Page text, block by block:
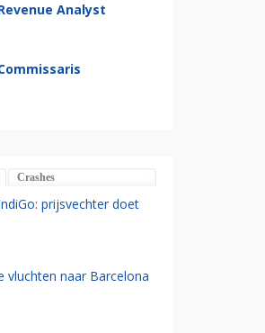
Analyst
Crashes
prijsvechter doet
vluchten naar Barcelona